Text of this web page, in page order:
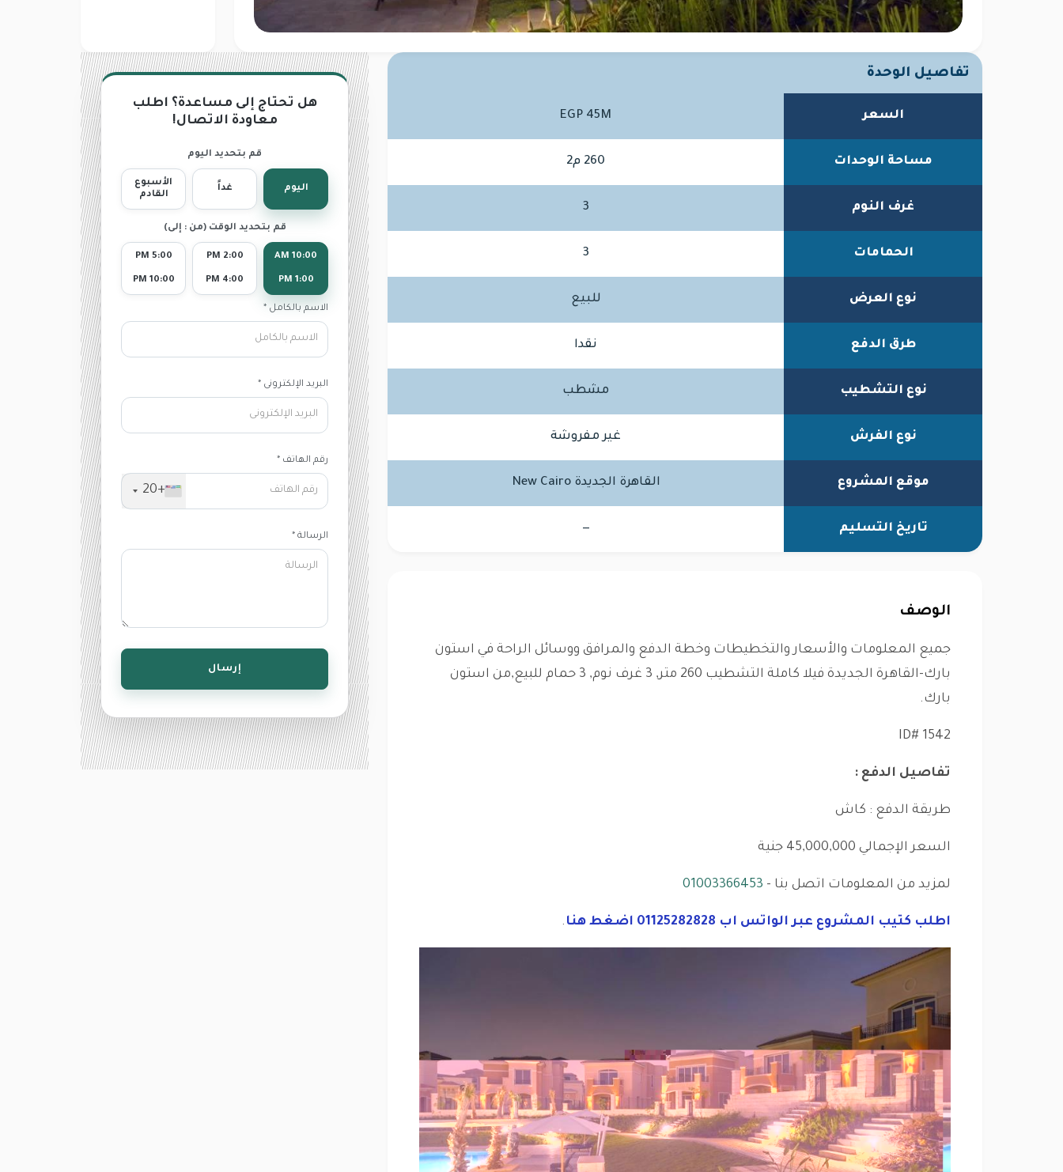
تفاصيل الوحدة
السعر EGP 45M
مساحة الوحدات 260 م2
غرف النوم 3
الحمامات 3
نوع العرض للبيع
طرق الدفع نقدا
نوع التشطيب مشطب
نوع الفرش غير مفروشة
موقع المشروع القاهرة الجديدة New Cairo
تاريخ التسليم —
الوصف
جميع المعلومات والأسعار والتخطيطات وخطة الدفع والمرافق ووسائل الراحة في استون
بارك-القاهرة الجديدة فيلا كاملة التشطيب 260 متر, 3 غرف نوم, 3 حمام للبيع,من استون
بارك.
ID# 1542
تفاصيل الدفع :
طريقة الدفع : كاش
السعر الإجمالي 45,000,000 جنية
لمزيد من المعلومات اتصل بنا - 01003366453
اطلب كتيب المشروع عبر الواتس اب 01125282828 اضغط هنا .
هل تحتاج إلى مساعدة؟ اطلب
معاودة الاتصال!
قم بتحديد اليوم
اليوم غداً
الأسبوع
القادم
قم بتحديد الوقت (من : إلى)
10:00 AM
1:00 PM
2:00 PM
4:00 PM
5:00 PM
10:00 PM
الاسم بالكامل *
البريد الإلكترونى *
رقم الهاتف *
+20
الرسالة *
إرسال